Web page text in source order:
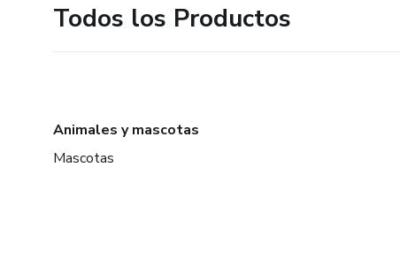
Todos los Productos
Animales y mascotas
Mascotas